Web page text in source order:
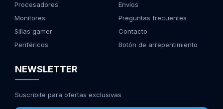
Procesadores
Monitores
Sillas gamer
Periféricos
Envíos
Preguntas frecuentes
Contacto
Botón de arrepentimiento
NEWSLETTER
Suscribite para ofertas exclusivas